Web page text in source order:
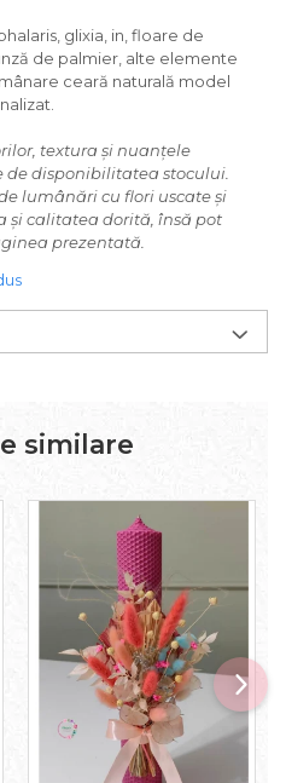
glixia, in, floare de
de palmier, alte elemente
ceară naturală model
textura și nuanțele
de disponibilitatea stocului.
lumânări cu flori uscate și
și calitatea dorită, însă pot
prezentată.
similare